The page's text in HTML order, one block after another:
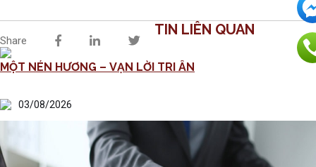
Share
TIN LIÊN QUAN
MỘT NÉN HƯƠNG – VẠN LỜI TRI ÂN
03/08/2026